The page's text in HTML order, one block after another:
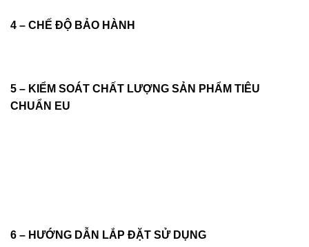
4 – CHẾ ĐỘ BẢO HÀNH
5 – KIỂM SOÁT CHẤT LƯỢNG SẢN PHẨM TIÊU
CHUẨN EU
6 – HƯỚNG DẪN LẮP ĐẶT SỬ DỤNG